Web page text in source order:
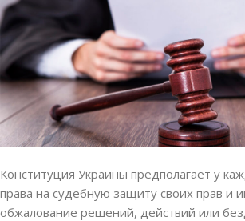
Конституция Украины предполагает у
права на судебную защиту своих прав и
обжалование решений, действий или